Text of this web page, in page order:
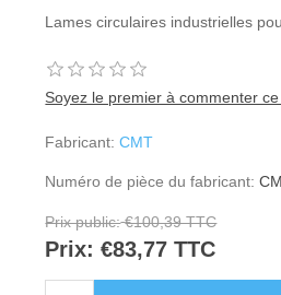
Lames circulaires industrielles
Soyez le premier à commenter
Fabricant: CMT
Numéro de pièce du fabricant:
Prix public: €100,39 TTC
Prix: €83,77 TTC